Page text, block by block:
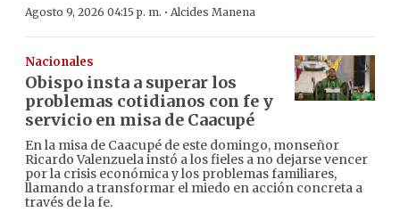
Agosto 9, 2026 04:15 p. m. · Alcides Manena
Nacionales
Obispo insta a superar los
problemas cotidianos con fe y
servicio en misa de Caacupé
En la misa de Caacupé de este domingo, monseñor
Ricardo Valenzuela instó a los fieles a no dejarse vencer
por la crisis económica y los problemas familiares,
llamando a transformar el miedo en acción concreta a
través de la fe.